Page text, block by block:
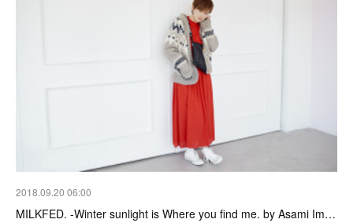
2018.09.20 06:00
MILKFED. -Winter sunlight is Where you find me. by Asami Im…